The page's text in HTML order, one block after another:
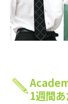
1週間